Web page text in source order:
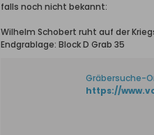
falls noch nicht bekannt:
Wilhelm Schobert ruht auf der
Endgrablage: Block D Grab 35
Gräbersuche-
https://